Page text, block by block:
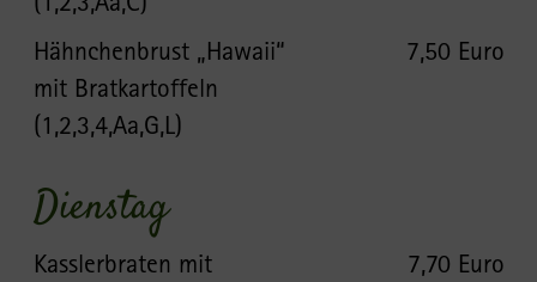
(1,2,3,Aa,C)
Hähnchenbrust „Hawaii“
mit Bratkartoffeln
(1,2,3,4,Aa,G,L)
7,50 Euro
Dienstag
Kasslerbraten mit
7,70 Euro